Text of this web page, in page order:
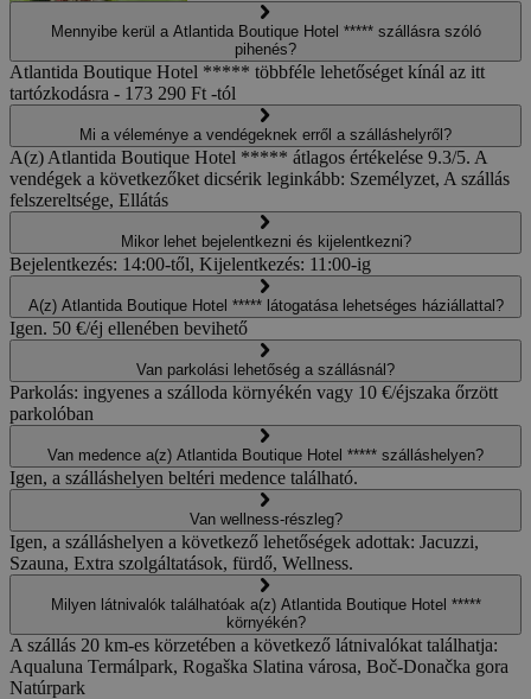
Mennyibe kerül a Atlantida Boutique Hotel ***** szállásra szóló
pihenés?
Atlantida Boutique Hotel ***** többféle lehetőséget kínál az itt
tartózkodásra - 173 290 Ft -tól
Mi a véleménye a vendégeknek erről a szálláshelyről?
A(z) Atlantida Boutique Hotel ***** átlagos értékelése 9.3/5. A
vendégek a következőket dicsérik leginkább: Személyzet, A szállás
felszereltsége, Ellátás
Mikor lehet bejelentkezni és kijelentkezni?
Bejelentkezés: 14:00-től, Kijelentkezés: 11:00-ig
A(z) Atlantida Boutique Hotel ***** látogatása lehetséges háziállattal?
Igen. 50 €/éj ellenében bevihető
Van parkolási lehetőség a szállásnál?
Parkolás: ingyenes a szálloda környékén vagy 10 €/éjszaka őrzött
parkolóban
Van medence a(z) Atlantida Boutique Hotel ***** szálláshelyen?
Igen, a szálláshelyen beltéri medence található.
Van wellness-részleg?
Igen, a szálláshelyen a következő lehetőségek adottak: Jacuzzi,
Szauna, Extra szolgáltatások, fürdő, Wellness.
Milyen látnivalók találhatóak a(z) Atlantida Boutique Hotel *****
környékén?
A szállás 20 km-es körzetében a következő látnivalókat találhatja:
Aqualuna Termálpark, Rogaška Slatina városa, Boč-Donačka gora
Natúrpark